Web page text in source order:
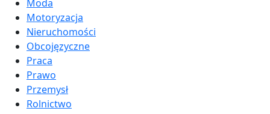
Moda
Motoryzacja
Nieruchomości
Obcojęzyczne
Praca
Prawo
Przemysł
Rolnictwo